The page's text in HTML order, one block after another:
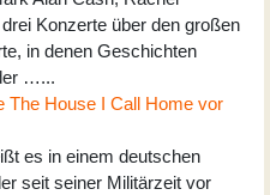
Konzerte über den großen
in denen Geschichten
…...
The House I Call Home vor
es in einem deutschen
seit seiner Militärzeit vor